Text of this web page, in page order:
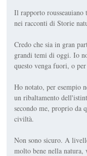
Il rapporto
nei racconti di Storie
Credo che sia in gran
grandi temi di oggi. Io
questo venga fuori, o
Ho notato, per esempio
un ribaltamento
secondo me, proprio da
civiltà.
Non sono sicuro. A
molto bene nella